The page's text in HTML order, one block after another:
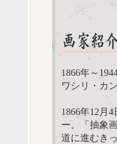
1866年～
ワシリ・カ
1866年12月
ー。「抽象
道に進むき